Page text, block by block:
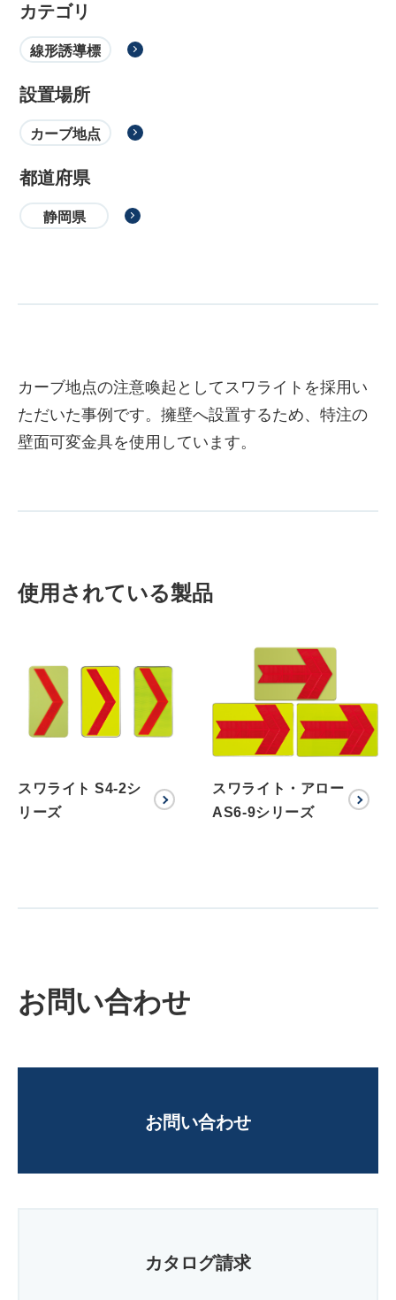
カテゴリ
線形誘導標
設置場所
カーブ地点
都道府県
静岡県
カーブ地点の注意喚起としてスワライトを採用い
ただいた事例です。擁壁へ設置するため、特注の
壁面可変金具を使用しています。
使用されている製品
スワライト S4-2シ
リーズ
スワライト・アロー
AS6-9シリーズ
お問い合わせ
お問い合わせ
カタログ請求